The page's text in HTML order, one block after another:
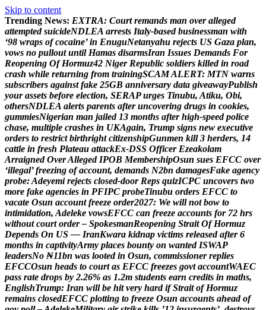
Skip to content
Trending News: EXTRA: Court remands man over alleged
attempted suicideNDLEA arrests Italy-based businessman with
‘98 wraps of cocaine’ in EnuguNetanyahu rejects US Gaza plan,
vows no pullout until Hamas disarmsIran Issues Demands For
Reopening Of Hormuz42 Niger Republic soldiers killed in road
crash while returning from trainingSCAMALERT: MTN warns
subscribers against fake 25GB anniversary data giveawayPublish
your assets before election, SERAP urges Tinubu, Atiku, Obi,
othersNDLEA alerts parents after uncovering drugs in cookies,
gummiesNigerian man jailed 13 months after high-speed police
chase, multiple crashes in UKAgain, Trump signs new executive
orders to restrict birthright citizenshipGunmen kill 3 herders, 14
cattle in fresh Plateau attackEx-DSS Officer Ezeakolam
Arraigned OverAlleged IPOB MembershipOsun sues EFCC over
‘illegal’ freezing of account, demands N2bn damagesFake agency
probe:Adeyemi rejects closed-door Reps quizICPC uncovers two
more fake agencies in PFIPC probeTinubu orders EFCC to
vacate Osun account freeze order2027: We will not bow to
intimidation, Adeleke vowsEFCC can freeze accounts for 72 hrs
without court order – SpokesmanReopening Strait Of Hormuz
Depends On US — IranKwara kidnap victims released after 6
months in captivityArmy places bounty on wanted ISWAP
leadersNo ₦11bn was looted in Osun, commissioner replies
EFCCOsun heads to court as EFCC freezes govt accountWAEC
pass rate drops by 2.26% as 1.2m students earn credits in maths,
EnglishTrump: Iran will be hit very hard if Strait of Hormuz
remains closedEFCC plotting to freeze Osun accounts ahead of